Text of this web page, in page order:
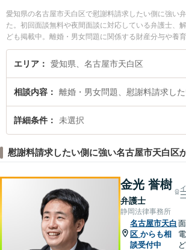
愛知県の名古屋市天白区で慰謝料請求したい側に強い
た。初回面談無料や夜間面談に対応している弁護士、
ども掲載中。離婚・男女問題に関係する財産分与や養
野での絞り込み検索もでき便利です。特に野並駅前法
士や弁護士法人名古屋南部法律事務所 平針事務所の林
側のトラブルを今すぐに弁護士に相談したい』『慰謝
ル解決の実績豊富な近くの弁護士を検索したい』『初
したい側を法律相談できる名古屋市天白区内の弁護士
エリア 愛知県、名古屋市天白区
相談内容 離婚・男女問題、慰謝料請求し
詳細条件 未選択
慰謝料請求したい側に強い名古屋市天白区
金光 誉樹
弁護士
静岡法律事務所
名古屋市天白
区 からも相
談受付中